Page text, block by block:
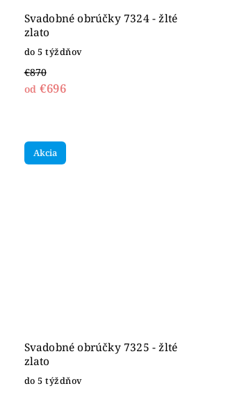
Svadobné obrúčky 7324 - žlté
zlato
do 5 týždňov
€870
od €696
Akcia
Svadobné obrúčky 7325 - žlté
zlato
do 5 týždňov